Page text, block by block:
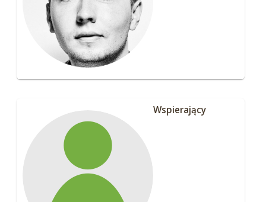
Wspierający